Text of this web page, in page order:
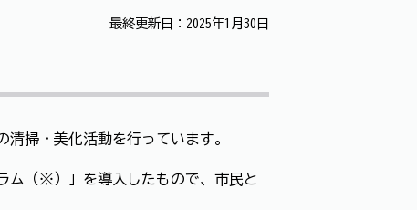
最終更新日：2025年1月30日
掃・美化活動を行っています。
ム（※）」を導入したもので、市民と